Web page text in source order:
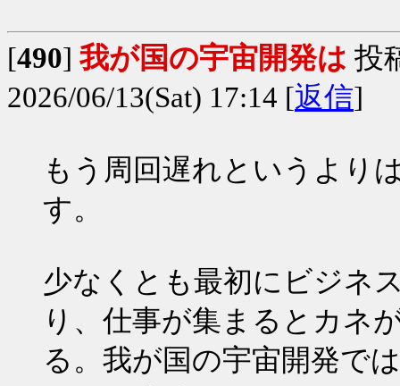
[490] 我が国の宇宙開発は 投
2026/06/13(Sat) 17:14 [返信]
もう周回遅れというより
す。
少なくとも最初にビジネ
り、仕事が集まるとカネ
る。我が国の宇宙開発で